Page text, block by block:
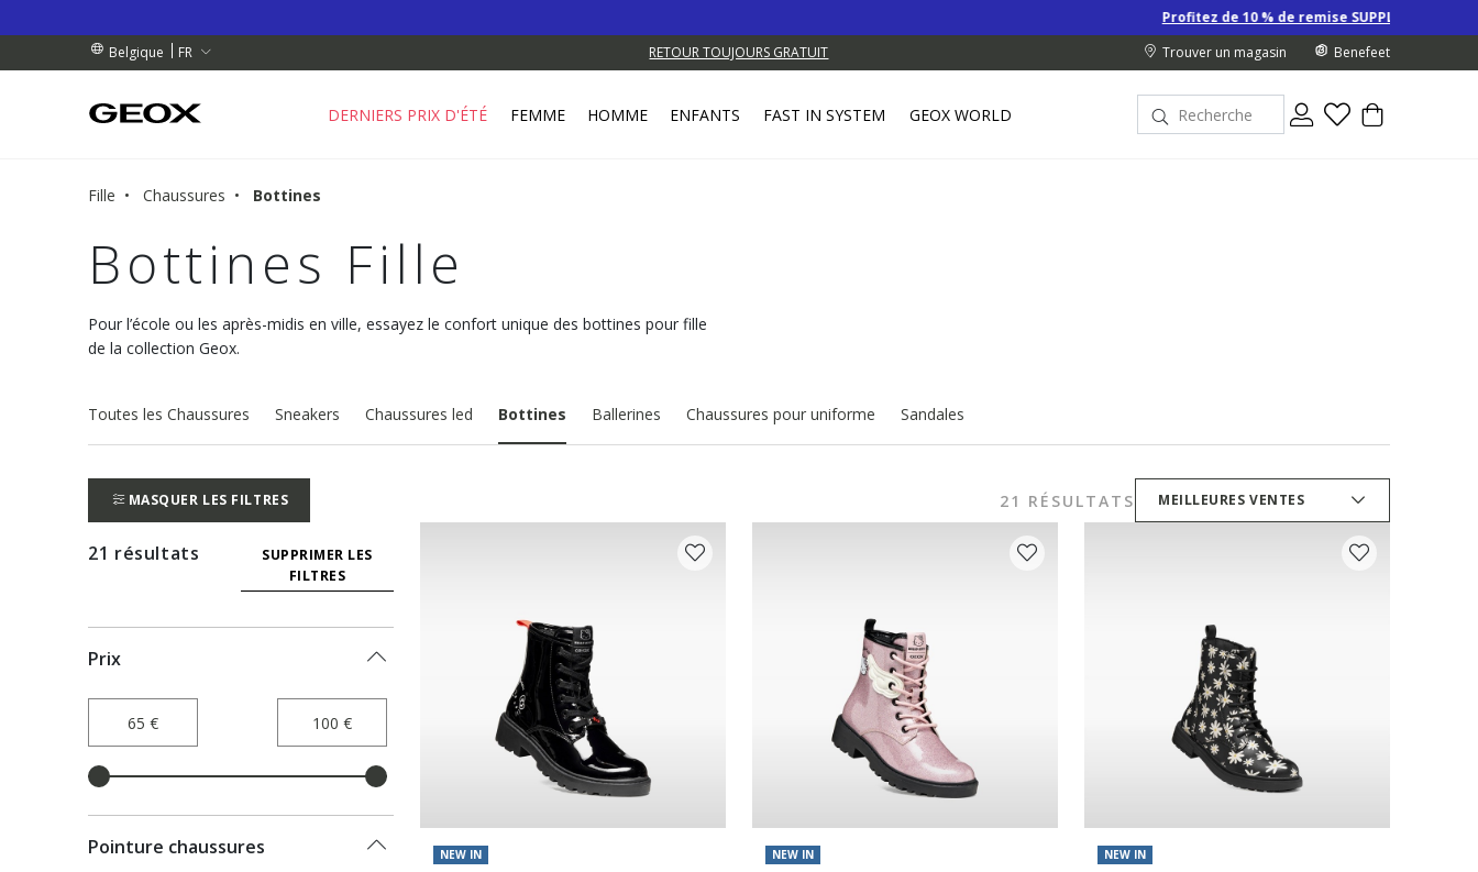
Profitez de 10 % de remise SUPPLÉMENTAIRE sur les
Belgique
FR
DE PLUS DE 99.00 € RETOUR TOUJOURS GRATUIT
PROCHE DE CHEZ VOUS.
DE PLUS DE 99.00 € Trouver un magasin Benefeet
DERNIERS PRIX D'ÉTÉ FEMME HOMME ENFANTS FAST IN SYSTEM GEOX WORLD
Fille Chaussures Bottines
Bottines Fille
Pour l’école ou les après-midis en ville, essayez le confort unique des bottines pour fille
de la collection Geox.
Toutes les Chaussures Sneakers Chaussures led Bottines Ballerines Chaussures pour uniforme Sandales
MASQUER LES FILTRES 21 RÉSULTATS MEILLEURES VENTES
21 résultats
SUPPRIMER LES
FILTRES
Prix
Pointure chaussures NEW IN NEW IN NEW IN